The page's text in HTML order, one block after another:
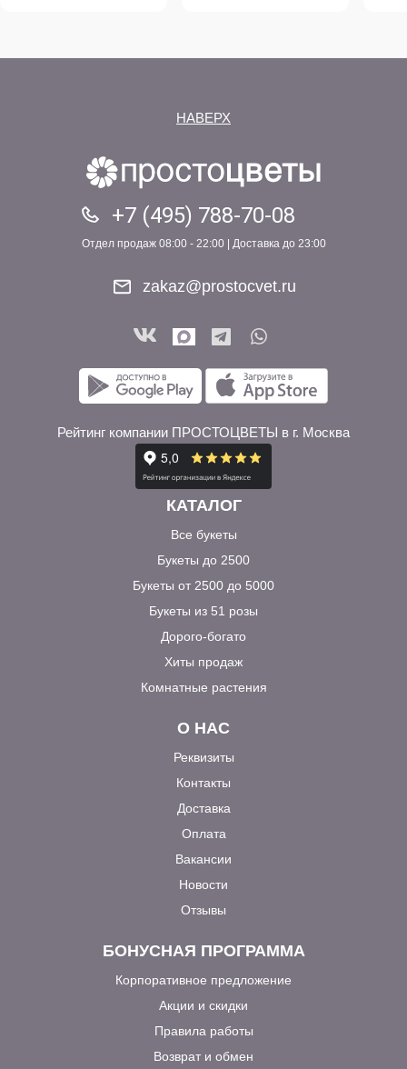
НАВЕРХ
+7 (495) 788-70-08
Отдел продаж 08:00 - 22:00 | Доставка до 23:00
zakaz@prostocvet.ru
Рейтинг компании ПРОСТОЦВЕТЫ в г. Москва
КАТАЛОГ
Все букеты
Букеты до 2500
Букеты от 2500 до 5000
Букеты из 51 розы
Дорого-богато
Хиты продаж
Комнатные растения
О НАС
Реквизиты
Контакты
Доставка
Оплата
Вакансии
Новости
Отзывы
БОНУСНАЯ ПРОГРАММА
Корпоративное предложение
Акции и скидки
Правила работы
Возврат и обмен